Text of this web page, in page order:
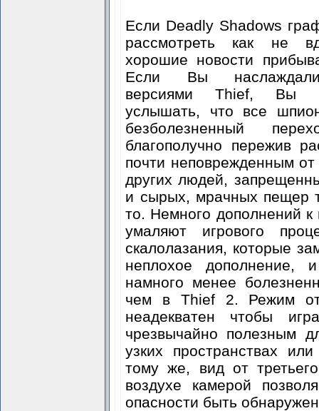
Если Deadly Shadows
рассмотреть как не
хорошие новости
Если Вы
версиями Thief, Вы
услышать, что все
безболезненный
благополучно пережив
почти неповрежденным
других людей,
и сырых, мрачных пещер
то. Немного дополнений к
умаляют игрового
скалолазания, которые
неплохое дополнение,
намного менее
чем в Thief 2. Режим
неадекватен чтобы
чрезвычайно полезным
узких пространствах
тому же, вид от
воздухе камерой
опасности быть